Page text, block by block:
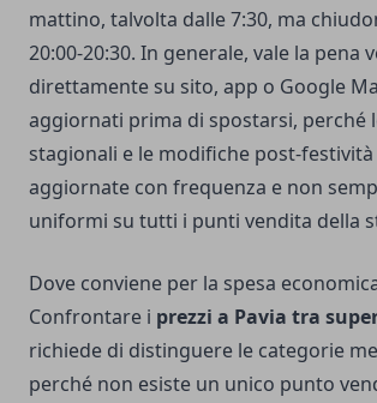
mattino, talvolta dalle 7:30, ma
20:00-20:30. In generale, vale la pena
direttamente su sito, app o Google
aggiornati prima di spostarsi, perché
stagionali e le modifiche post-
aggiornate con frequenza e non
uniformi su tutti i punti vendita della
Dove conviene per la spesa
Confrontare i prezzi a Pavia tra
richiede di distinguere le categorie
perché non esiste un unico punto